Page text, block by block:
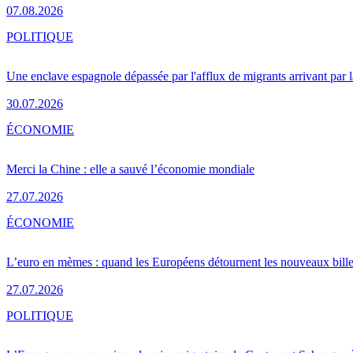
07.08.2026
Une enclave espagnole dépassée par l'afflux de migrants arrivant par
30.07.2026
POLITIQUE
Merci la Chine : elle a sauvé l’économie mondiale
27.07.2026
ÉCONOMIE
L’euro en mèmes : quand les Européens détournent les nouveaux
27.07.2026
ÉCONOMIE
POLITIQUE